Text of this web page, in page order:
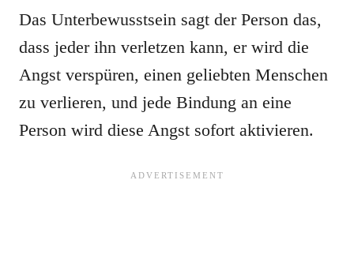
Das Unterbewusstsein sagt der Person das,
dass jeder ihn verletzen kann, er wird die
Angst verspüren, einen geliebten Menschen
zu verlieren, und jede Bindung an eine
Person wird diese Angst sofort aktivieren.